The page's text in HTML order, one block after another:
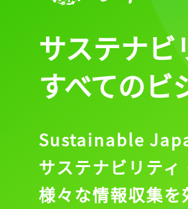
サステナビ
すべてのビ
Sustainable
サステナビリティ
様々な情報収集